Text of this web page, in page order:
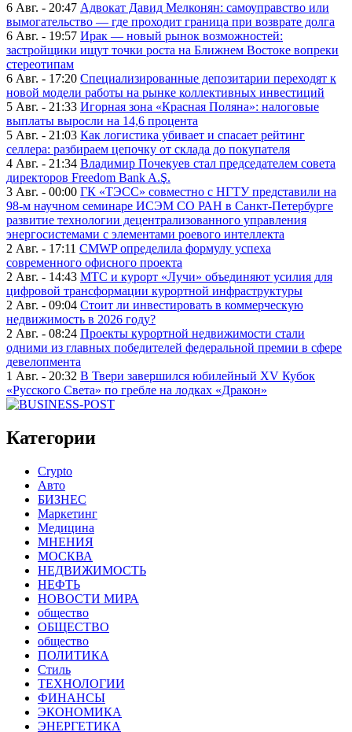
6 Авг. - 20:47 Адвокат Давид Мелконян: самоуправство или
вымогательство — где проходит граница при возврате долга
6 Авг. - 19:57 Ирак — новый рынок возможностей:
застройщики ищут точки роста на Ближнем Востоке вопреки
стереотипам
6 Авг. - 17:20 Специализированные депозитарии переходят к
новой модели работы на рынке коллективных инвестиций
5 Авг. - 21:33 Игорная зона «Красная Поляна»: налоговые
выплаты выросли на 14,6 процента
5 Авг. - 21:03 Как логистика убивает и спасает рейтинг
селлера: разбираем цепочку от склада до покупателя
4 Авг. - 21:34 Владимир Почекуев стал председателем совета
директоров Freedom Bank A.Ş.
3 Авг. - 00:00 ГК «ТЭСС» совместно с НГТУ представили на
98-м научном семинаре ИСЭМ СО РАН в Санкт-Петербурге
развитие технологии децентрализованного управления
энергосистемами с элементами роевого интеллекта
2 Авг. - 17:11 CMWP определила формулу успеха
современного офисного проекта
2 Авг. - 14:43 МТС и курорт «Лучи» объединяют усилия для
цифровой трансформации курортной инфраструктуры
2 Авг. - 09:04 Стоит ли инвестировать в коммерческую
недвижимость в 2026 году?
2 Авг. - 08:24 Проекты курортной недвижимости стали
одними из главных победителей федеральной премии в сфере
девелопмента
1 Авг. - 20:32 В Твери завершился юбилейный XV Кубок
«Русского Света» по гребле на лодках «Дракон»
Категории
Crypto
Авто
БИЗНЕС
Маркетинг
Медицина
МНЕНИЯ
МОСКВА
НЕДВИЖИМОСТЬ
НЕФТЬ
НОВОСТИ МИРА
общество
ОБЩЕСТВО
общество
ПОЛИТИКА
Стиль
ТЕХНОЛОГИИ
ФИНАНСЫ
ЭКОНОМИКА
ЭНЕРГЕТИКА